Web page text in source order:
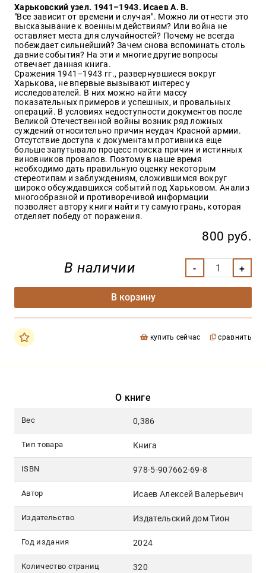
Харьковский узел. 1941–1943. Исаев А. В.
"Все зависит от времени и случая". Можно ли отнести это
высказывание к военным действиям? Или война не
оставляет места для случайностей? Почему не всегда
побеждает сильнейший? Зачем снова вспоминать столь
давние события? На эти и многие другие вопросы
отвечает данная книга.
Сражения 1941–1943 гг., развернувшиеся вокруг
Харькова, не впервые вызывают интерес у
исследователей. В них можно найти массу
показательных примеров и успешных, и провальных
операций. В условиях недоступности документов после
Великой Отечественной войны возник ряд ложных
суждений относительно причин неудач Красной армии.
Отсутствие доступа к документам противника еще
больше запутывало процесс поиска причин и истинных
виновников провалов. Поэтому в наше время
необходимо дать правильную оценку некоторым
стереотипам и заблуждениям, сложившимся вокруг
широко обсуждавшихся событий под Харьковом. Анализ
многообразной и противоречивой информации
позволяет автору книги найти ту самую грань, которая
отделяет победу от поражения.
800 руб.
В наличии
В корзину
купить сейчас сравнить
О книге
Вес 0,386
Тип товара Книга
ISBN 978-5-907662-69-8
Автор Исаев Алексей Валерьевич
Издательство Издательский дом Тион
Год издания 2024
Количество страниц 320
Красота
и
здоровье
Оптовикам
Авторам
Контакты
Мероприятия
+7(499)
350-17-
79
Москва
pochta@den-
magazin.ru